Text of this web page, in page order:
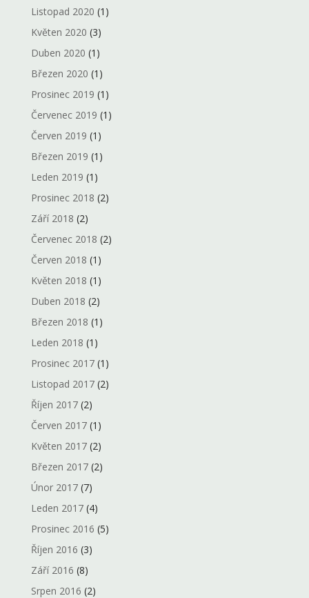
Listopad 2020 (1)
Květen 2020 (3)
Duben 2020 (1)
Březen 2020 (1)
Prosinec 2019 (1)
Červenec 2019 (1)
Červen 2019 (1)
Březen 2019 (1)
Leden 2019 (1)
Prosinec 2018 (2)
Září 2018 (2)
Červenec 2018 (2)
Červen 2018 (1)
Květen 2018 (1)
Duben 2018 (2)
Březen 2018 (1)
Leden 2018 (1)
Prosinec 2017(1)
Listopad 2017(2)
Říjen 2017(2)
Červen 2017(1)
Květen 2017(2)
Březen 2017(2)
Únor 2017(7)
Leden 2017(4)
Prosinec 2016 (5)
Říjen 2016 (3)
Září 2016 (8)
Srpen 2016 (2)